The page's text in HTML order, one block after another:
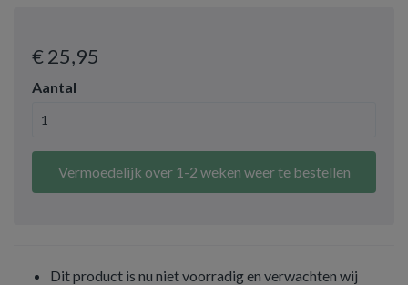
€ 25,95
Aantal
Vermoedelijk over 1-2 weken weer te bestellen
Dit product is nu niet voorradig en verwachten wij